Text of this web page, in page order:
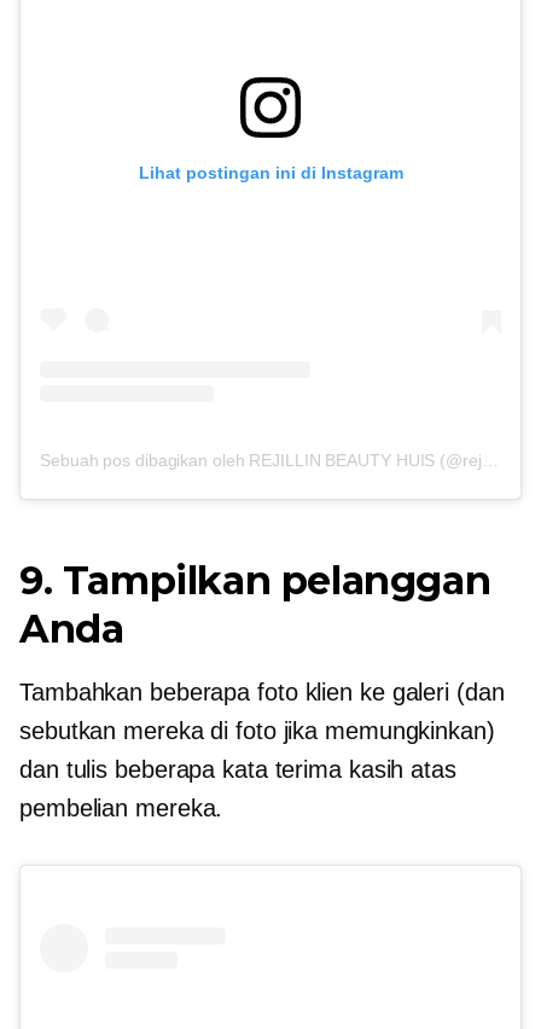
Lihat postingan ini di Instagram
Sebuah pos dibagikan oleh REJILLIN BEAUTY HUIS (@rejillinbeautyhuis)
9. Tampilkan pelanggan
Anda
Tambahkan beberapa foto klien ke galeri (dan
sebutkan mereka di foto jika memungkinkan)
dan tulis beberapa kata terima kasih atas
pembelian mereka.